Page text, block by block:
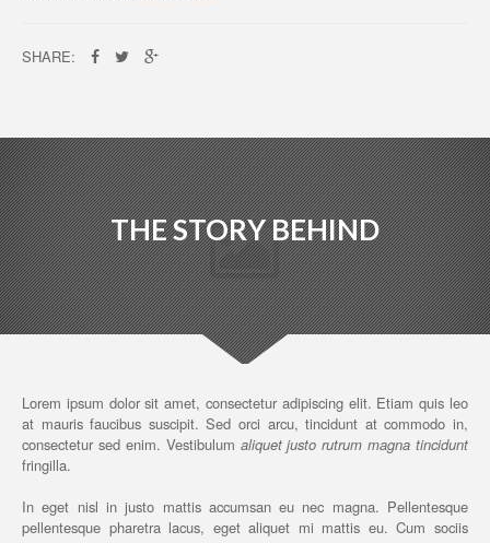
SHARE:
THE STORY BEHIND
Lorem ipsum dolor sit amet, consectetur adipiscing elit. Etiam quis leo
at mauris faucibus suscipit. Sed orci arcu, tincidunt at commodo in,
consectetur sed enim. Vestibulum aliquet justo rutrum magna tincidunt
fringilla.
In eget nisl in justo mattis accumsan eu nec magna. Pellentesque
pellentesque pharetra lacus, eget aliquet mi mattis eu. Cum sociis